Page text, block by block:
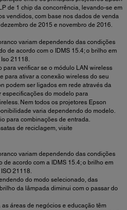
de 1 chip da concorrência, levando-se em
vendidos, com base nos dados de venda
de 2015 e novembro de 2016.
variam dependendo das condições
de acordo com o IDMS 15.4; o brilho em
21118.
verificar se o módulo LAN wireless
para ativar a conexão wireless do seu
podem ser ligados em rede através da
especificações do modelo para
Nem todos os projetores Epson
varia dependendo do modelo.
para combinações de entrada.
de reciclagem, visite
variam dependendo das condições
de acordo com a IDMS 15.4; o brilho em
21118.
do modo selecionado, das
da lâmpada diminui com o passar do
áreas de negócios e educação têm